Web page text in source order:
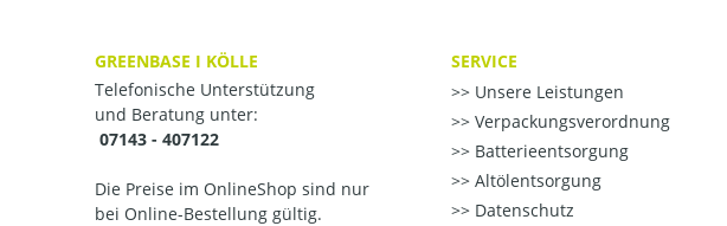
GREENBASE I KÖLLE
Telefonische Unterstützung
und Beratung unter:
07143 - 407122
Die Preise im OnlineShop sind nur
bei Online-Bestellung gültig.
SERVICE
Unsere Leistungen
Verpackungsverordnung
Batterieentsorgung
Altölentsorgung
Datenschutz